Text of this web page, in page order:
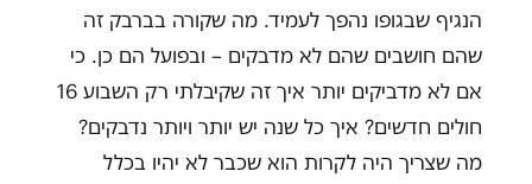
הנגיף שבגופו נהפך לעמיד. מה שקורה בברבק זה
שהם חושבים שהם לא מדבקים – ובפועל הם כן. כי
אם לא מדביקים יותר איך זה שקיבלתי רק השבוע 16
חולים חדשים? איך כל שנה יש יותר ויותר נדבקים?
מה שצריך היה לקרות הוא שכבר לא יהיו בכלל